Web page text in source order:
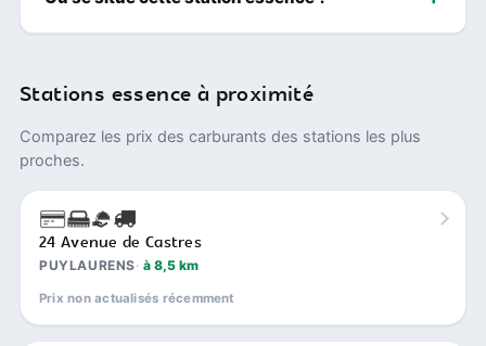
Stations essence à proximité
Comparez les prix des carburants des stations les plus
proches.
24 Avenue de Castres
PUYLAURENS à 8,5 km
Prix non actualisés récemment